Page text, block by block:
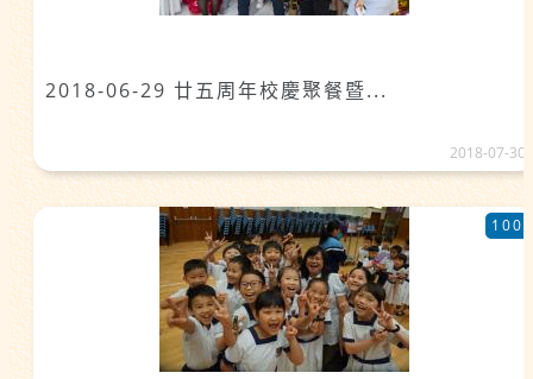
2018-06-29 廿五周年校慶聚餐暨...
2018-07-30
100